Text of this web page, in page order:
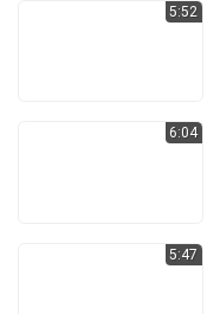
5:52
6:04
5:47